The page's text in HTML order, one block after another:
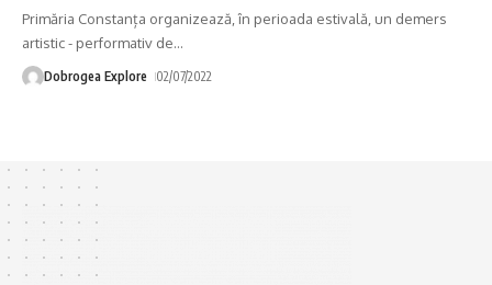
Primăria Constanța organizează, în perioada estivală, un demers
artistic - performativ de…
Dobrogea Explore 02/07/2022